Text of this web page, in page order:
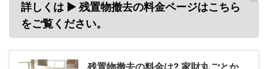
詳しくは ▶ 残置物撤去の料金ページはこちら
をご覧ください。
残置物撤去の料金は? 家財丸ごとか